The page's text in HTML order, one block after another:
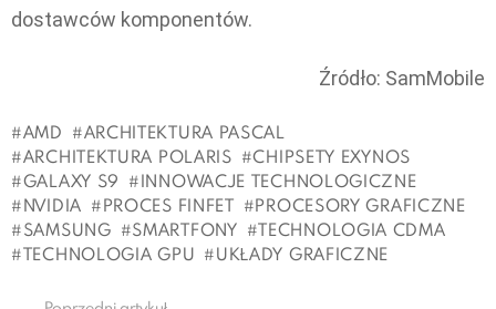
dostawców komponentów.
Źródło: SamMobile
AMD
ARCHITEKTURA PASCAL
ARCHITEKTURA POLARIS
CHIPSETY EXYNOS
GALAXY S9
INNOWACJE TECHNOLOGICZNE
NVIDIA
PROCES FINFET
PROCESORY GRAFICZNE
SAMSUNG
SMARTFONY
TECHNOLOGIA CDMA
TECHNOLOGIA GPU
UKŁADY GRAFICZNE